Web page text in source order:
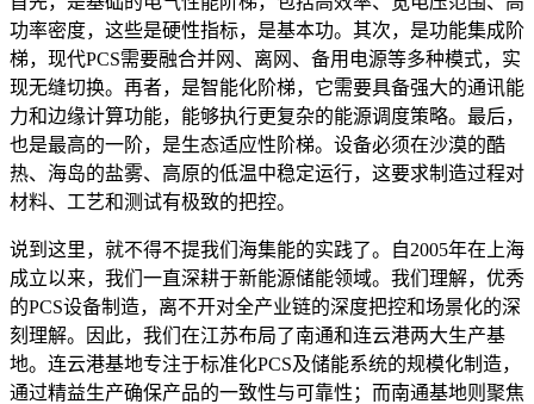
功率密度，这些是硬性指标，是基本功。其次，是功能集成阶
梯，现代PCS需要融合并网、离网、备用电源等多种模式，实
现无缝切换。再者，是智能化阶梯，它需要具备强大的通讯能
力和边缘计算功能，能够执行更复杂的能源调度策略。最后，
也是最高的一阶，是生态适应性阶梯。设备必须在沙漠的酷
热、海岛的盐雾、高原的低温中稳定运行，这要求制造过程对
材料、工艺和测试有极致的把控。
说到这里，就不得不提我们海集能的实践了。自2005年在上海
成立以来，我们一直深耕于新能源储能领域。我们理解，优秀
的PCS设备制造，离不开对全产业链的深度把控和场景化的深
刻理解。因此，我们在江苏布局了南通和连云港两大生产基
地。连云港基地专注于标准化PCS及储能系统的规模化制造，
通过精益生产确保产品的一致性与可靠性；而南通基地则聚焦